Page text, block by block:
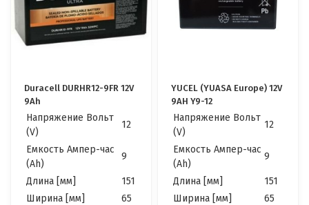
Duracell DURHR12-9FR 12V
9Ah
Напряжение Вольт
(V)
12
Емкость Ампер-час
(Ah)
9
Длина [мм]
151
Ширина [мм]
65
YUCEL (YUASA Europe) 12V
9AH Y9-12
Напряжение Вольт
(V)
12
Емкость Ампер-час
(Ah)
9
Длина [мм]
151
Ширина [мм]
65